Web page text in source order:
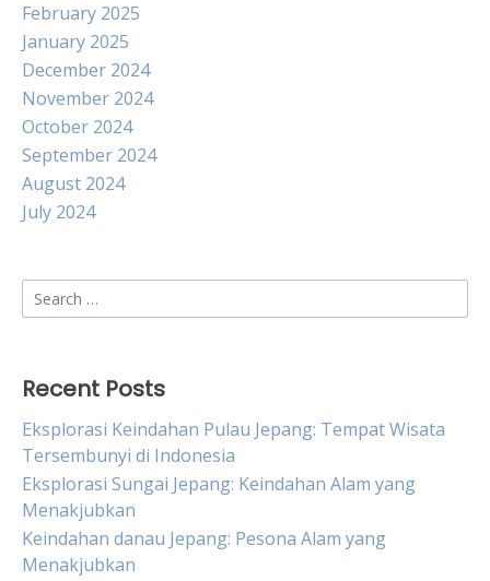
February 2025
January 2025
December 2024
November 2024
October 2024
September 2024
August 2024
July 2024
Search
for:
Recent Posts
Eksplorasi Keindahan Pulau Jepang: Tempat Wisata
Tersembunyi di Indonesia
Eksplorasi Sungai Jepang: Keindahan Alam yang
Menakjubkan
Keindahan danau Jepang: Pesona Alam yang
Menakjubkan